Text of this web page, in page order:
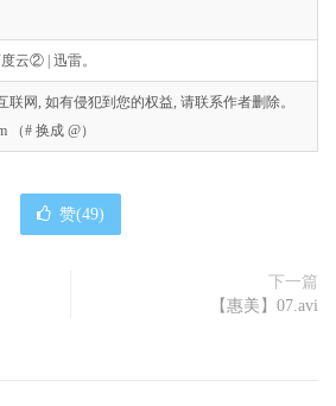
云② | 迅雷。
网, 如有侵犯到您的权益, 请联系作者删除。
（# 换成 @）
赞(49)
下一篇
【惠美】07.avi